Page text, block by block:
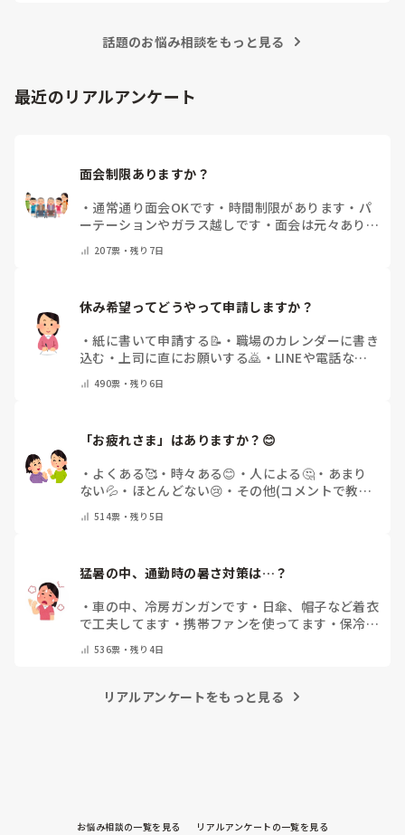
イベントをしている」「年〇回、こんな大型行事がある」
と嬉しいです。
話題のお悩み相談をもっと見る
最近のリアルアンケート
面会制限ありますか？
・ 通常通り面会OKです ・ 時間制限があります ・ パ
ーテーションやガラス越しです ・ 面会は元々ありま
207票・残り7日
休み希望ってどうやって申請しますか？
・紙に書いて申請する📝 ・ 職場のカレンダーに書き
込む ・ 上司に直にお願いする🙇 ・ LINEや電話など
490票・残り6日
「お疲れさま」はありますか？😊
・ よくある🥰 ・ 時々ある😊 ・ 人による🤔 ・ あまり
ない💦 ・ ほとんどない😢 ・ その他(コメントで教え
514票・残り5日
猛暑の中、通勤時の暑さ対策は…？
・車の中、冷房ガンガンです ・ 日傘、帽子など着衣
で工夫してます ・携帯ファンを使ってます ・ 保冷剤
ん ・その他（コメントで教えて下さい）
536票・残り4日
リアルアンケートをもっと見る
お悩み相談の一覧を見る リアルアンケートの一覧を見る